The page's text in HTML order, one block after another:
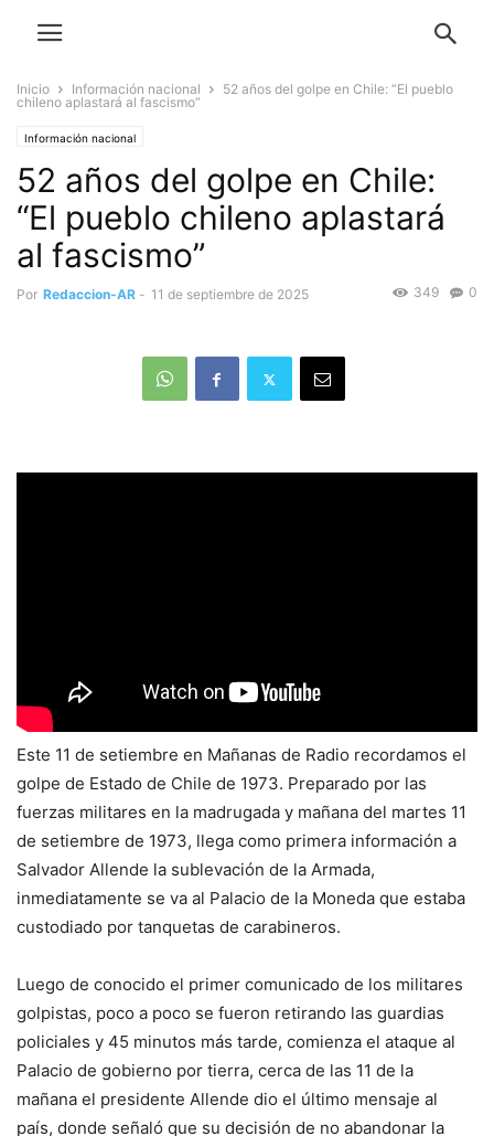
Inicio Información nacional
52 años del golpe en Chile: “El pueblo
chileno aplastará al fascismo”
Información nacional
52 años del golpe en Chile:
“El pueblo chileno aplastará
al fascismo”
Por Redaccion-AR - 11 de septiembre de 2025 0
349
Este 11 de setiembre en Mañanas de Radio recordamos el
golpe de Estado de Chile de 1973. Preparado por las
fuerzas militares en la madrugada y mañana del martes 11
de setiembre de 1973, llega como primera información a
Salvador Allende la sublevación de la Armada,
inmediatamente se va al Palacio de la Moneda que estaba
custodiado por tanquetas de carabineros.
Luego de conocido el primer comunicado de los militares
golpistas, poco a poco se fueron retirando las guardias
policiales y 45 minutos más tarde, comienza el ataque al
Palacio de gobierno por tierra, cerca de las 11 de la
mañana el presidente Allende dio el último mensaje al
país, donde señaló que su decisión de no abandonar la